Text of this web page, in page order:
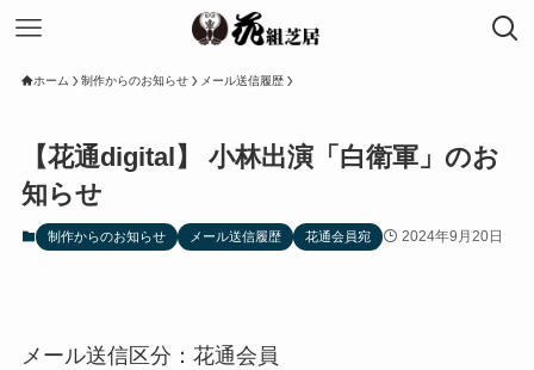
ホーム 制作からのお知らせ メール送信履歴
【花通digital】 小林出演「白衛軍」のお
知らせ
制作からのお知らせ メール送信履歴 花通会員宛 2024年9月20日
メール送信区分：花通会員